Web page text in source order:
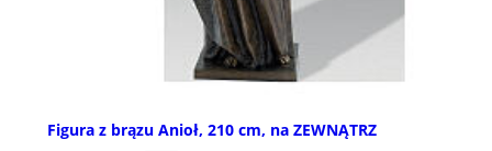
Figura z brązu Anioł, 210 cm, na ZEWNĄTRZ